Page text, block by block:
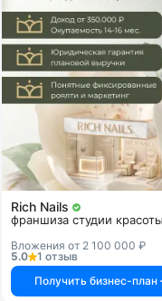
Rich Nails
франшиза студии красоты
Вложения от 2 100 000 ₽
5.0
1 отзыв
Получить бизнес-план